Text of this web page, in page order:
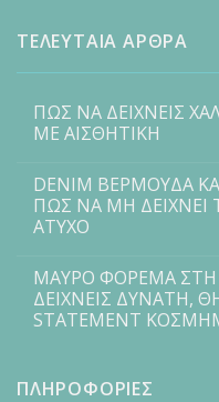
ΤΕΛΕΥΤΑΙΑ ΑΡΘΡΑ
ΠΩΣ ΝΑ ΔΕΙΧΝΕΙΣ
ΜΕ ΑΙΣΘΗΤΙΚΗ
DENIM ΒΕΡΜΟΥΔΑ
ΠΩΣ ΝΑ ΜΗ ΔΕΙΧΝΕΙ
ΑΤΥΧΟ
ΜΑΥΡΟ ΦΟΡΕΜΑ
ΔΕΙΧΝΕΙΣ ΔΥΝΑΤΗ,
STATEMENT
ΠΛΗΡΟΦΟΡΙΕΣ